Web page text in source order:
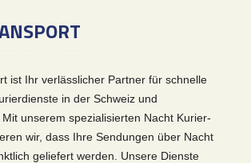
ist Ihr verlässlicher Partner für schnelle
in der Schweiz und
unserem spezialisierten Nacht Kurier-
wir, dass Ihre Sendungen über Nacht
geliefert werden. Unsere Dienste